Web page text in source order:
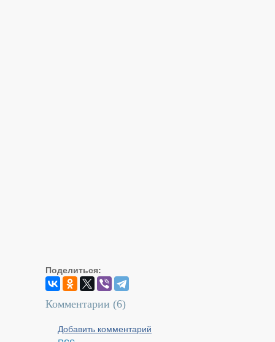
Поделиться:
Комментарии (6)
Добавить комментарий